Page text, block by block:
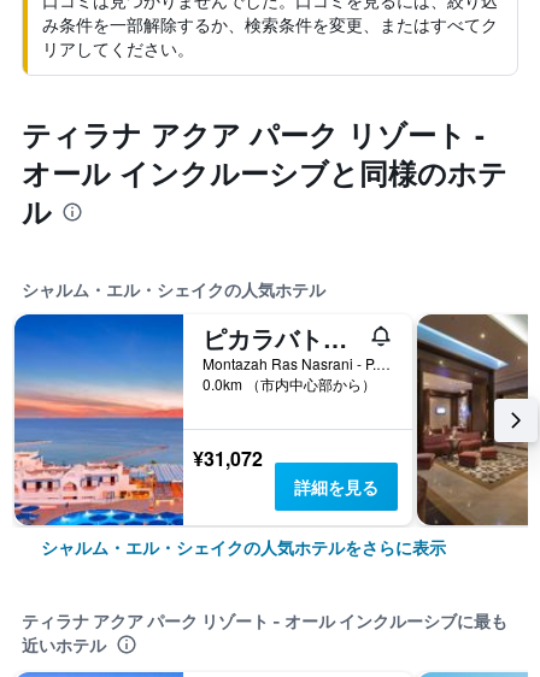
み条件を一部解除するか、検索条件を変更、またはすべてク
リアしてください。
ティラナ アクア パーク リゾート -
オール インクルーシブと同様のホテ
ル
シャルム・エル・シェイクの人気ホテル
ピカラバトロス パレス シャルム & アクア パーク - オール インクルーシブ
Montazah Ras Nasrani - P.O. Box 154, シャルム・エル・シェイク, エジプト
0.0km （市内中心部から）
¥31,072
詳細を見る
シャルム・エル・シェイクの人気ホテルをさらに表示
ティラナ アクア パーク リゾート - オール インクルーシブに最も
近いホテル